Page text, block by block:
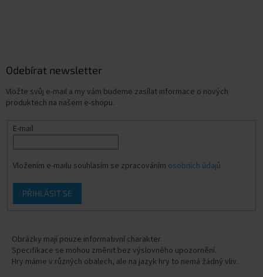
Odebírat newsletter
Vložte svůj e-mail a my vám budeme zasílat informace o nových
produktech na našem e-shopu.
E-mail
Vložením e-mailu souhlasím se zpracováním osobních údajů
PŘIHLÁSIT SE
Obrázky mají pouze informativní charakter.
Specifikace se mohou změnit bez výslovného upozornění.
Hry máme v různých obalech, ale na jazyk hry to nemá žádný vliv.